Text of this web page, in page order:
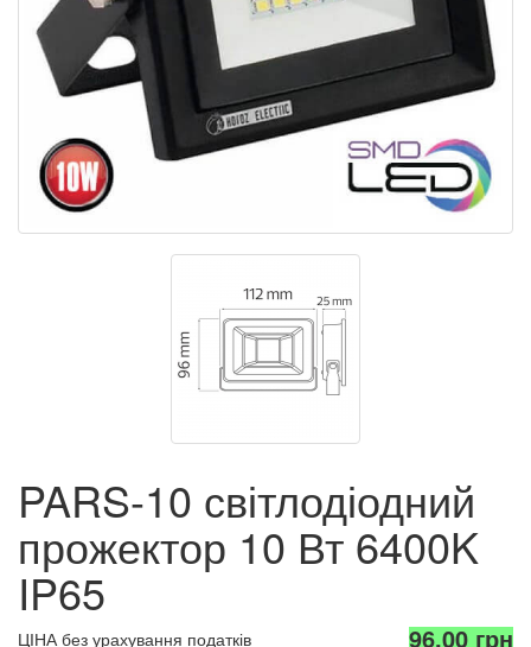
PARS-10 світлодіодний
прожектор 10 Вт 6400K
IP65
ЦІНА без урахування податків 96,00 грн